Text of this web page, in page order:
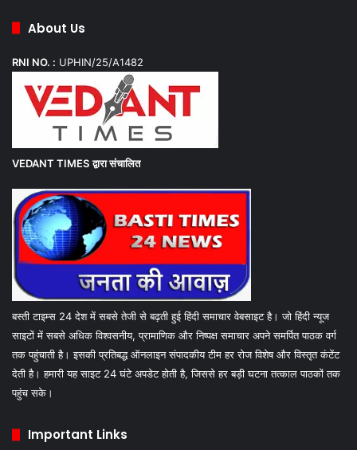
About Us
RNI NO. : UPHIN/25/A1482
VEDANT TIMES द्वारा संचालित
बस्ती टाइम्स 24 देश में सबसे तेजी से बढ़ती हुई हिंदी समाचार वेबसाइट है। जो हिंदी न्यूज
साइटों में सबसे अधिक विश्वसनीय, प्रामाणिक और निष्पक्ष समाचार अपने समर्पित पाठक वर्ग
तक पहुंचाती है। इसकी प्रतिबद्ध ऑनलाइन संपादकीय टीम हर रोज विशेष और विस्तृत कंटेंट
देती है। हमारी यह साइट 24 घंटे अपडेट होती है, जिससे हर बड़ी घटना तत्काल पाठकों तक
पहुंच सके।
Important Links